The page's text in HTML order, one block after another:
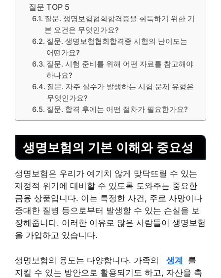
질문 TOP 5
질문. 생명보험협회합격증을 취득하기 위한 기
본 요건은 무엇인가요?
질문. 생명보험협회합격증 시험의 난이도는
어떤가요?
질문. 시험 준비를 위해 어떤 자료를 참고해야
하나요?
질문. 자주 실수가 발생하는 시험 문제 유형은
무엇인가요?
질문. 합격 후에는 어떤 절차가 필요한가요?
생명보험의 기본 이해와 중요성
생명보험은 우리가 예기치 않게 맞닥뜨릴 수 있는
재정적 위기에 대비할 수 있도록 도와주는 중요한
금융 상품입니다. 이는 특정한 사건, 주로 사망이나
중대한 질병 등으로부터 발생할 수 있는 손실을 보
장해줍니다. 이러한 이유로 많은 사람들이 생명보험
을 가입하고 있습니다.
생명보험의 용도는 다양합니다. 가족의 생계
를
지킬 수 있는 방안으로 활용되기도 하고, 자산을 축